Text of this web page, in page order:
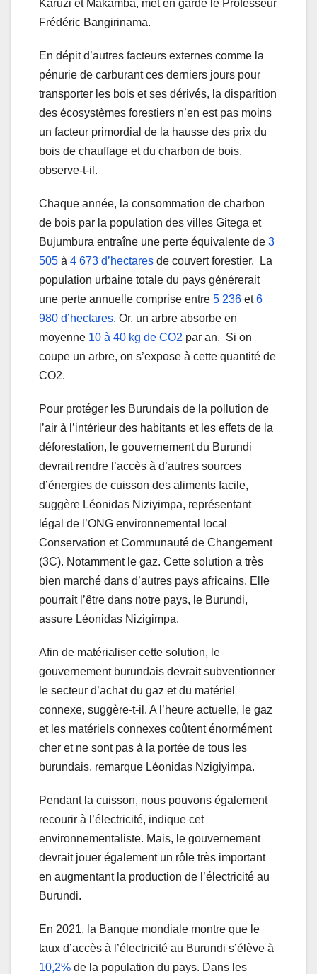
Karuzi et Makamba, met en garde le Professeur
Frédéric Bangirinama.
En dépit d’autres facteurs externes comme la
pénurie de carburant ces derniers jours pour
transporter les bois et ses dérivés, la disparition
des écosystèmes forestiers n’en est pas moins
un facteur primordial de la hausse des prix du
bois de chauffage et du charbon de bois,
observe-t-il.
Chaque année, la consommation de charbon
de bois par la population des villes Gitega et
Bujumbura entraîne une perte équivalente de 3
505 à 4 673 d’hectares de couvert forestier. La
population urbaine totale du pays générerait
une perte annuelle comprise entre 5 236 et 6
980 d’hectares. Or, un arbre absorbe en
moyenne 10 à 40 kg de CO2 par an. Si on
coupe un arbre, on s’expose à cette quantité de
CO2.
Pour protéger les Burundais de la pollution de
l’air à l’intérieur des habitants et les effets de la
déforestation, le gouvernement du Burundi
devrait rendre l’accès à d’autres sources
d’énergies de cuisson des aliments facile,
suggère Léonidas Niziyimpa, représentant
légal de l’ONG environnemental local
Conservation et Communauté de Changement
(3C). Notamment le gaz. Cette solution a très
bien marché dans d’autres pays africains. Elle
pourrait l’être dans notre pays, le Burundi,
assure Léonidas Nizigimpa.
Afin de matérialiser cette solution, le
gouvernement burundais devrait subventionner
le secteur d’achat du gaz et du matériel
connexe, suggère-t-il. A l’heure actuelle, le gaz
et les matériels connexes coûtent énormément
cher et ne sont pas à la portée de tous les
burundais, remarque Léonidas Nzigiyimpa.
Pendant la cuisson, nous pouvons également
recourir à l’électricité, indique cet
environnementaliste. Mais, le gouvernement
devrait jouer également un rôle très important
en augmentant la production de l’électricité au
Burundi.
En 2021, la Banque mondiale montre que le
taux d’accès à l’électricité au Burundi s’élève à
10,2% de la population du pays. Dans les